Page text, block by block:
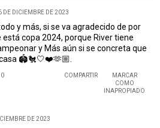
DE DICIEMBRE DE 2023
y más, si se va agradecido de por
está copa 2024, porque River tiene
y Más aún si se concreta que
🏟️🐔🤍❤️🫶🏼.
0 COMPARTIR
MARCAR
COMO
INAPROPIADO
DE 2023